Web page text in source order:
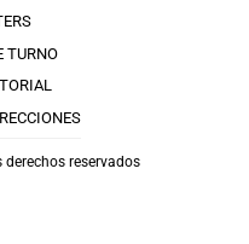
TURNO
reservados